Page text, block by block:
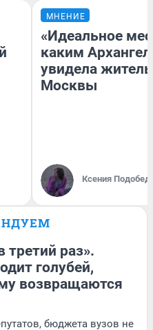
МНЕНИЕ
«Идеальное
каким
увидела
Москвы
Ксения
третий раз».
голубей,
возвращаются
бюджета вузов не